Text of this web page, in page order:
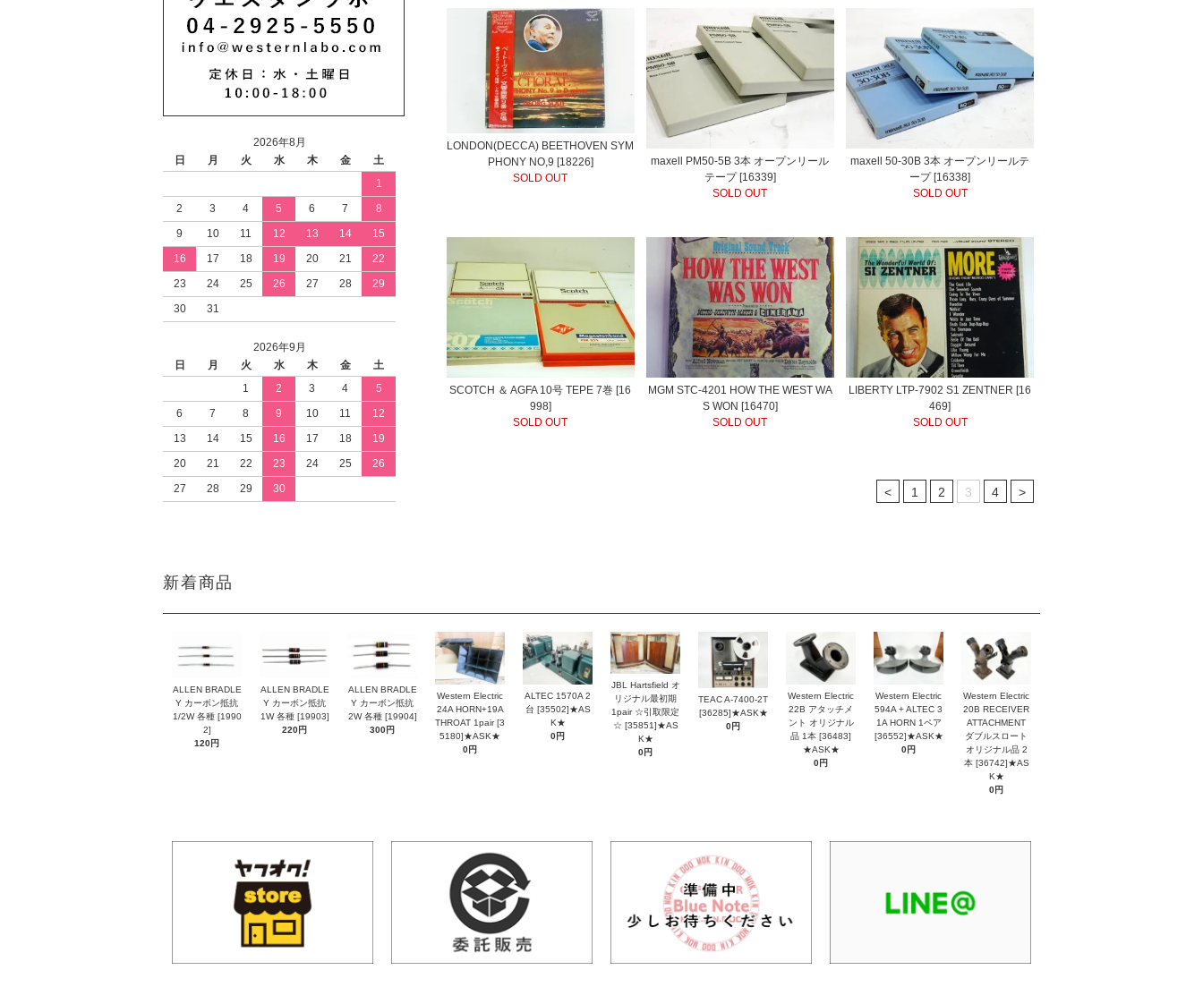
LONDON(DECCA) BEETHOVEN SYM
PHONY NO,9 [18226]
SOLD OUT
maxell PM50-5B 3本 オープンリール
テープ [16339]
SOLD OUT
maxell 50-30B 3本 オープンリールテ
ープ [16338]
SOLD OUT
SCOTCH ＆ AGFA 10号 TEPE 7巻 [16
998]
SOLD OUT
MGM STC-4201 HOW THE WEST WA
S WON [16470]
SOLD OUT
LIBERTY LTP-7902 S1 ZENTNER [16
469]
SOLD OUT
< 1 2 3 4 >
2026年8月
日
月 火 水 木 金
土
1
2
3 4 5 6 7
8
9
10 11 12 13 14
15
16
17 18 19 20 21
22
23
24 25 26 27 28
29
30
31
2026年9月
日
月 火 水 木 金
土
1
2 3 4
5
6
7 8 9 10 11
12
13
14 15 16 17 18
19
20
21 22 23 24 25
26
27
28 29 30
新着商品
ALLEN BRADLE
Y カーボン抵抗
1/2W 各種 [1990
2]
120円
ALLEN BRADLE
Y カーボン抵抗
1W 各種 [19903]
220円
ALLEN BRADLE
Y カーボン抵抗
2W 各種 [19904]
300円
Western Electric
24A HORN+19A
THROAT 1pair [3
5180]★ASK★
0円
ALTEC 1570A 2
台 [35502]★AS
K★
0円
JBL Hartsfield オ
リジナル最初期
1pair ☆引取限定
☆ [35851]★AS
K★
0円
TEAC A-7400-2T
[36285]★ASK★
0円
Western Electric
22B アタッチメ
ント オリジナル
品 1本 [36483]
★ASK★
0円
Western Electric
594A + ALTEC 3
1A HORN 1ペア
[36552]★ASK★
0円
Western Electric
20B RECEIVER
ATTACHMENT
ダブルスロート
オリジナル品 2
本 [36742]★AS
K★
0円